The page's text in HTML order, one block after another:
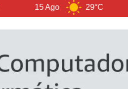
Ago 29°C